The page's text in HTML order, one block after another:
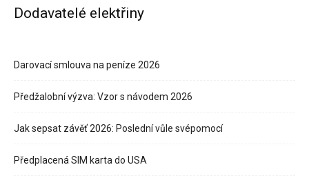
Dodavatelé elektřiny
Darovací smlouva na peníze 2026
Předžalobní výzva: Vzor s návodem 2026
Jak sepsat závěť 2026: Poslední vůle svépomocí
Předplacená SIM karta do USA